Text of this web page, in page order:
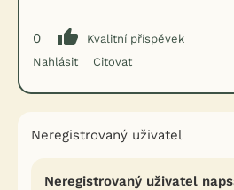
0
Kvalitní příspěvek
Nahlásit
Citovat
Neregistrovaný uživatel
Neregistrovaný uživatel